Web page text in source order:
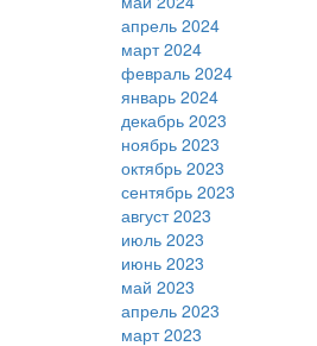
апрель 2024
март 2024
февраль 2024
январь 2024
декабрь 2023
ноябрь 2023
октябрь 2023
сентябрь 2023
август 2023
июль 2023
июнь 2023
май 2023
апрель 2023
март 2023